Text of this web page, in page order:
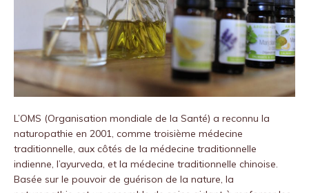
L’OMS (Organisation mondiale de la Santé) a reconnu la
naturopathie en 2001, comme troisième médecine
traditionnelle, aux côtés de la médecine traditionnelle
indienne, l’ayurveda, et la médecine traditionnelle chinoise.
Basée sur le pouvoir de guérison de la nature, la